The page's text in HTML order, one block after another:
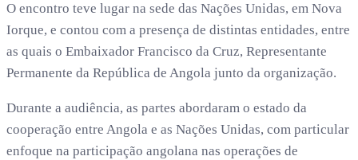
O encontro teve lugar na sede das Nações Unidas, em Nova
Iorque, e contou com a presença de distintas entidades, entre
as quais o Embaixador Francisco da Cruz, Representante
Permanente da República de Angola junto da organização.
Durante a audiência, as partes abordaram o estado da
cooperação entre Angola e as Nações Unidas, com particular
enfoque na participação angolana nas operações de